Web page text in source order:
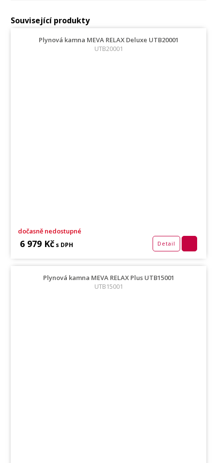
Související produkty
Plynová kamna MEVA RELAX Deluxe UTB20001
UTB20001
dočasně nedostupné
6 979 Kč s DPH Detail
Plynová kamna MEVA RELAX Plus UTB15001
UTB15001